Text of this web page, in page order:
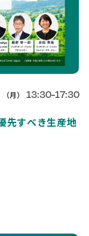
（月） 13:30-17:30
先すべき生産地